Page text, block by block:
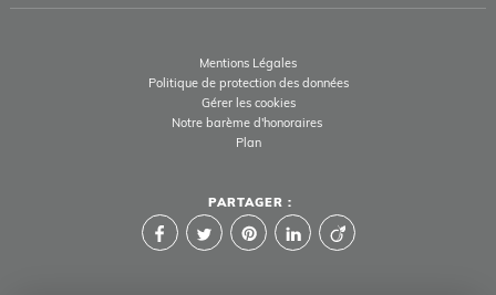
Mentions Légales
Politique de protection des données
Gérer les cookies
Notre barème d'honoraires
Plan
PARTAGER :